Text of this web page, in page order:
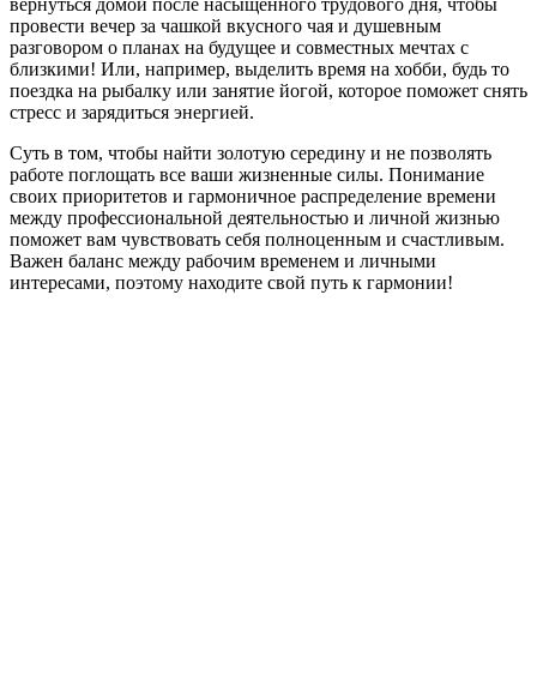
вернуться домой после насыщенного трудового дня, чтобы
провести вечер за чашкой вкусного чая и душевным
разговором о планах на будущее и совместных мечтах с
близкими! Или, например, выделить время на хобби, будь то
поездка на рыбалку или занятие йогой, которое поможет снять
стресс и зарядиться энергией.
Суть в том, чтобы найти золотую середину и не позволять
работе поглощать все ваши жизненные силы. Понимание
своих приоритетов и гармоничное распределение времени
между профессиональной деятельностью и личной жизнью
поможет вам чувствовать себя полноценным и счастливым.
Важен баланс между рабочим временем и личными
интересами, поэтому находите свой путь к гармонии!